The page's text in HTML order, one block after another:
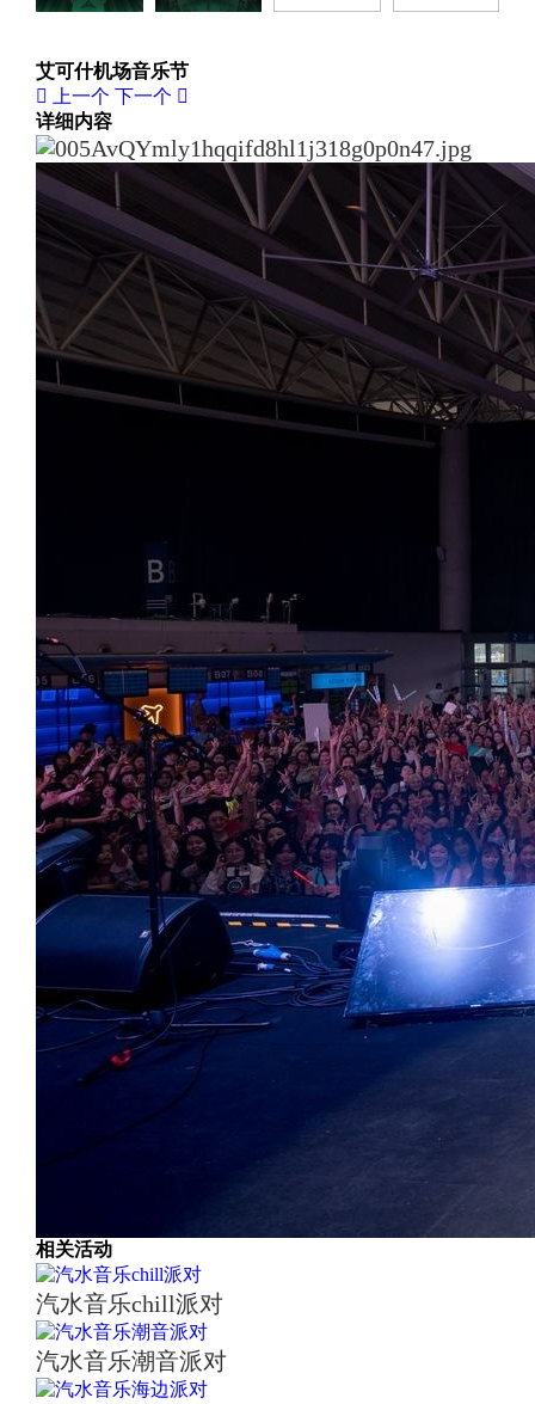
艾可什机场音乐节
上一个 下一个
详细内容
相关活动
汽水音乐chill派对
汽水音乐潮音派对